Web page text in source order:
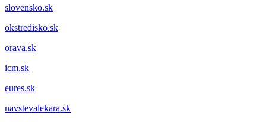
slovensko.sk
okstredisko.sk
orava.sk
icm.sk
eures.sk
navstevalekara.sk